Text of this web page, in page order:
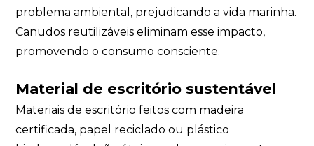
problema ambiental, prejudicando a vida marinha.
Canudos reutilizáveis eliminam esse impacto,
promovendo o consumo consciente.
Material de escritório sustentável
Materiais de escritório feitos com madeira
certificada, papel reciclado ou plástico